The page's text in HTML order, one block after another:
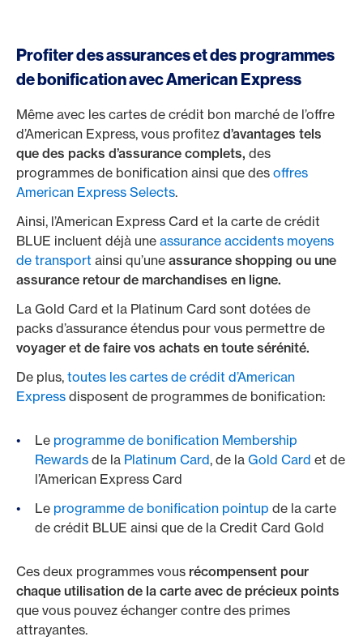
Profiter des assurances et des programmes
de bonification avec American Express
Même avec les cartes de crédit bon marché de l’offre
d’American Express, vous profitez d’avantages tels
que des packs d’assurance complets, des
programmes de bonification ainsi que des offres
American Express Selects.
Ainsi, l’American Express Card et la carte de crédit
BLUE incluent déjà une assurance accidents moyens
de transport ainsi qu’une assurance shopping ou une
assurance retour de marchandises en ligne.
La Gold Card et la Platinum Card sont dotées de
packs d’assurance étendus pour vous permettre de
voyager et de faire vos achats en toute sérénité.
De plus, toutes les cartes de crédit d’American
Express disposent de programmes de bonification:
Le programme de bonification Membership
Rewards de la Platinum Card, de la Gold Card et de
l’American Express Card
Le programme de bonification pointup de la carte
de crédit BLUE ainsi que de la Credit Card Gold
Ces deux programmes vous récompensent pour
chaque utilisation de la carte avec de précieux points
que vous pouvez échanger contre des primes
attrayantes.